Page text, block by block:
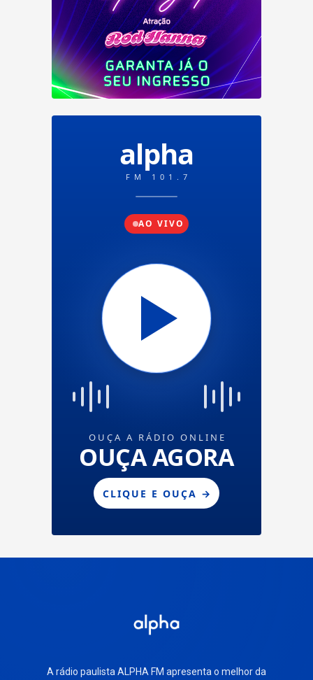
A rádio paulista ALPHA FM apresenta o melhor da